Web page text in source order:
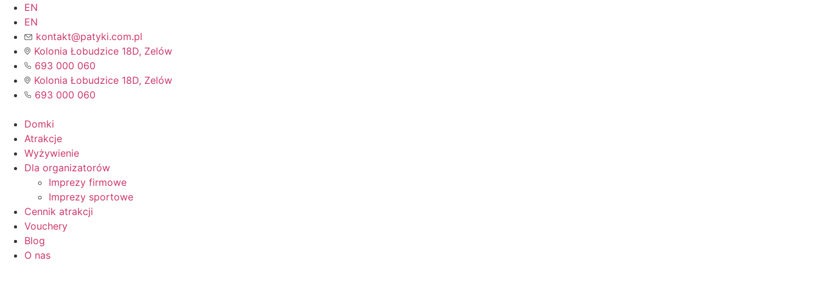
Przejdź
treści
EN
EN
kontakt@patyki.com.pl
Kolonia Łobudzice 18D, Zelów
693 000 060
Kolonia Łobudzice 18D, Zelów
693 000 060
Domki
Atrakcje
Wyżywienie
Dla organizatorów
Imprezy firmowe
Imprezy sportowe
Cennik atrakcji
Vouchery
Blog
O nas